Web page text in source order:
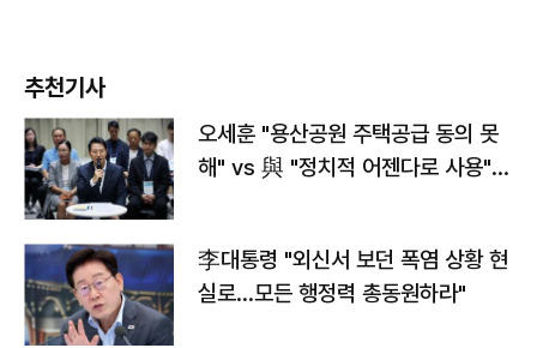
추천기사
오세훈 "용산공원 주택공급 동의 못
해" vs 與 "정치적 어젠다로 사용"
李대통령 "외신서 보던 폭염 상황 현
실로…모든 행정력 총동원하라"